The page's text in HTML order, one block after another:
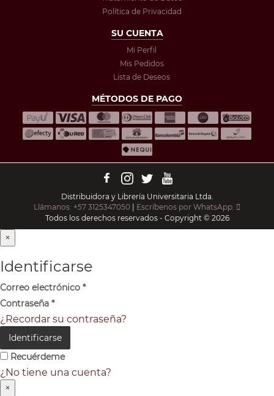
Política de Privacidad
SU CUENTA
Mi Perfil
Mis Pedidos
Lista de Deseos
MÉTODOS DE PAGO
Distribuidora y Librería Universitaria Ltda.
Llámanos: +57 3125347050 | Escríbenos por WhatsApp:
Todos los derechos reservados - Copyright © 2026
×
Identificarse
Correo electrónico *
Contraseña *
¿Recordar su contraseña?
Identificarse
Recuérdeme
¿No tiene una cuenta?
×